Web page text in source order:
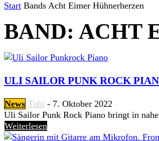
Start Bands Acht Eimer Hühnerherzen
BAND: ACHT
ULI SAILOR PUNK ROCK
News Tobi - 7. Oktober 2022
Uli Sailor Punk Rock Piano bringt in
Weiterlesen